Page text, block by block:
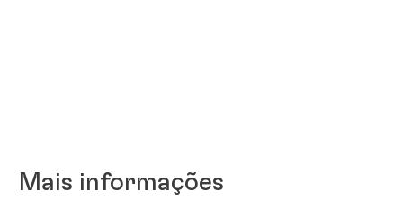
Mais informações